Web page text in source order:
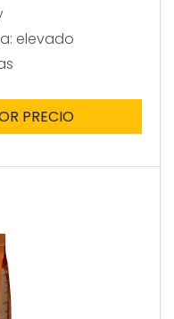
elevado
PRECIO